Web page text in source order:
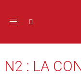
Toggle navigation
N2 : LA